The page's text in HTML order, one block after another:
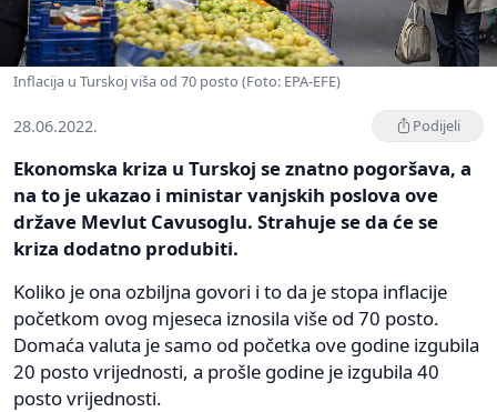
Inflacija u Turskoj viša od 70 posto (Foto: EPA-EFE)
28.06.2022. Podijeli
Ekonomska kriza u Turskoj se znatno pogoršava, a
na to je ukazao i ministar vanjskih poslova ove
države Mevlut Cavusoglu. Strahuje se da će se
kriza dodatno produbiti.
Koliko je ona ozbiljna govori i to da je stopa inflacije
početkom ovog mjeseca iznosila više od 70 posto.
Domaća valuta je samo od početka ove godine izgubila
20 posto vrijednosti, a prošle godine je izgubila 40
posto vrijednosti.